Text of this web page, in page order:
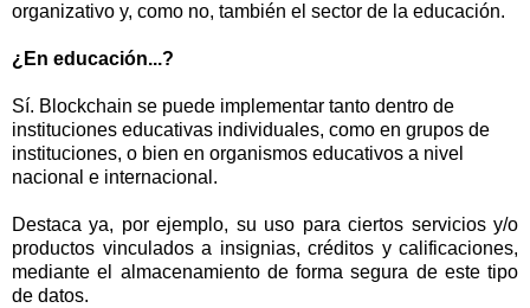
organizativo y, como no, también el sector de la educación.
¿En educación...?
Sí. Blockchain se puede implementar tanto dentro de
instituciones educativas individuales, como en grupos de
instituciones, o bien en organismos educativos a nivel
nacional e internacional.
Destaca ya, por ejemplo, su uso para ciertos servicios y/o
productos vinculados a insignias, créditos y calificaciones,
mediante el almacenamiento de forma segura de este tipo
de datos.